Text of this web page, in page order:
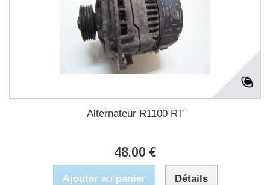
Alternateur R1100 RT
48.00 €
Ajouter au panier Détails